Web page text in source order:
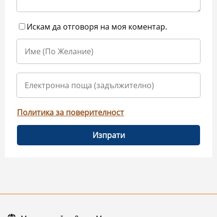
Искам да отговоря на моя коментар.
Политика за поверителност
Изпрати